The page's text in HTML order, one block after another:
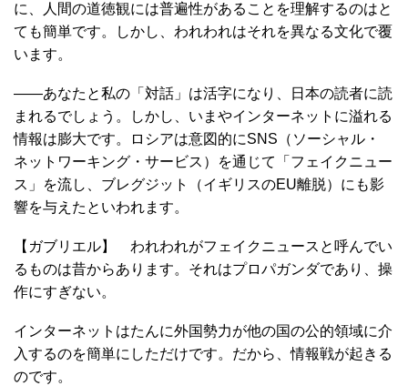
に、人間の道徳観には普遍性があることを理解するのはと
ても簡単です。しかし、われわれはそれを異なる文化で覆
います。
――あなたと私の「対話」は活字になり、日本の読者に読
まれるでしょう。しかし、いまやインターネットに溢れる
情報は膨大です。ロシアは意図的にSNS（ソーシャル・
ネットワーキング・サービス）を通じて「フェイクニュー
ス」を流し、ブレグジット（イギリスのEU離脱）にも影
響を与えたといわれます。
【ガブリエル】 われわれがフェイクニュースと呼んでい
るものは昔からあります。それはプロパガンダであり、操
作にすぎない。
インターネットはたんに外国勢力が他の国の公的領域に介
入するのを簡単にしただけです。だから、情報戦が起きる
のです。